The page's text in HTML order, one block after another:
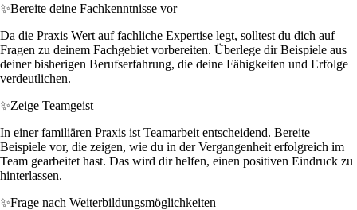
✨Bereite deine Fachkenntnisse vor
Da die Praxis Wert auf fachliche Expertise legt, solltest du dich auf
Fragen zu deinem Fachgebiet vorbereiten. Überlege dir Beispiele aus
deiner bisherigen Berufserfahrung, die deine Fähigkeiten und Erfolge
verdeutlichen.
✨Zeige Teamgeist
In einer familiären Praxis ist Teamarbeit entscheidend. Bereite
Beispiele vor, die zeigen, wie du in der Vergangenheit erfolgreich im
Team gearbeitet hast. Das wird dir helfen, einen positiven Eindruck zu
hinterlassen.
✨Frage nach Weiterbildungsmöglichkeiten